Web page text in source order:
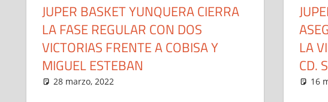
JUPER BASKET YUNQUERA CIERRA
LA FASE REGULAR CON DOS
VICTORIAS FRENTE A COBISA Y
MIGUEL ESTEBAN
28 marzo, 2022
LA
CD.
16